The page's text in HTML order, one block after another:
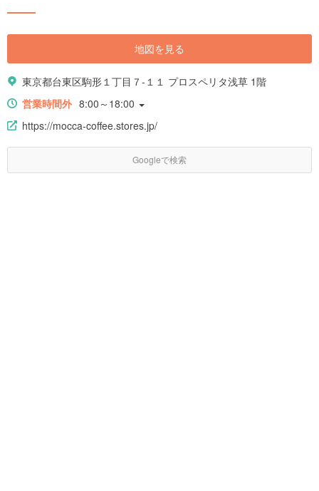
地図を見る
東京都台東区駒形１丁目７-１１ プロスペリタ浅草 1階
営業時間外 8:00～18:00
https://mocca-coffee.stores.jp/
Googleで検索